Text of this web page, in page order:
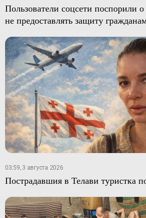
Пользователи соцсети поспорили
не предоставлять защиту
03:59, 3 августа 2026
Пострадавшия в Телави туристка